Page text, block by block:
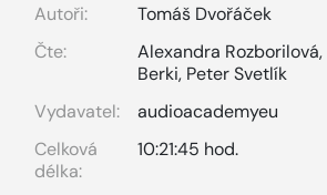
Autoři:
Tomáš Dvořáček
Čte:
Alexandra Rozborilová,
Berki, Peter Svetlík
Vydavatel:
audioacademyeu
Celková
délka:
10:21:45 hod.